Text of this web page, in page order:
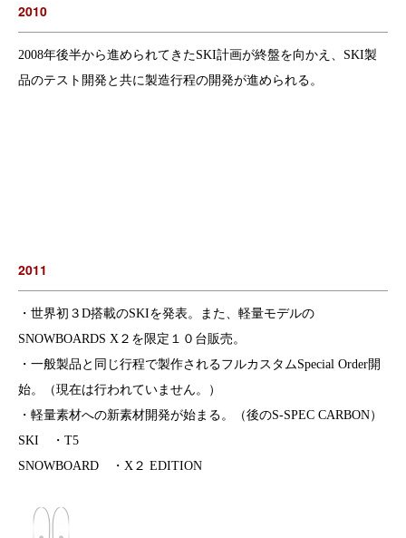
2010
2008年後半から進められてきたSKI計画が終盤を向かえ、SKI製
品のテスト開発と共に製造行程の開発が進められる。
2011
・世界初３D搭載のSKIを発表。また、軽量モデルの
SNOWBOARDS X２を限定１０台販売。
・一般製品と同じ行程で製作されるフルカスタムSpecial Order開
始。（現在は行われていません。）
・軽量素材への新素材開発が始まる。（後のS-SPEC CARBON）
SKI ・T5
SNOWBOARD ・X２ EDITION